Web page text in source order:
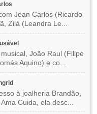
Jean Carlos (Ricardo
Zilá (Leandra Le...
João Raul (Filipe
Aquino) e co...
à joalheria Brandão,
Cuida, ela desc...